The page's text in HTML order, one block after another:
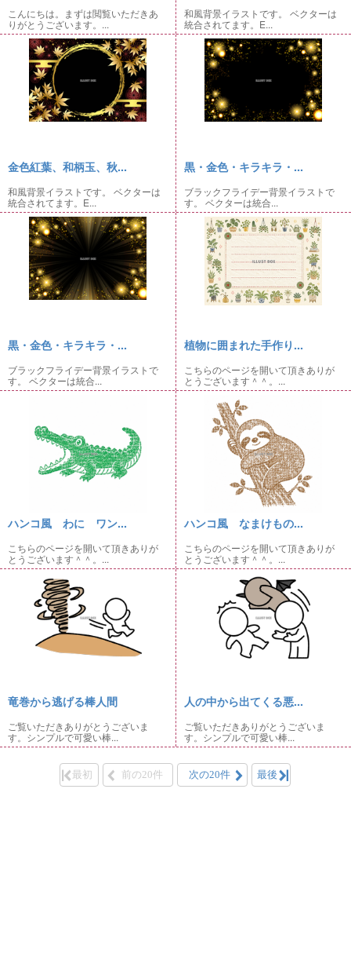
こんにちは。まずは閲覧いただきあ
りがとうございます。...
和風背景イラストです。 ベクターは
統合されてます。E...
金色紅葉、和柄玉、秋...
和風背景イラストです。 ベクターは
統合されてます。E...
黒・金色・キラキラ・...
ブラックフライデー背景イラストで
す。 ベクターは統合...
黒・金色・キラキラ・...
ブラックフライデー背景イラストで
す。 ベクターは統合...
植物に囲まれた手作り...
こちらのページを開いて頂きありが
とうございます＾＾。...
ハンコ風 わに ワン...
こちらのページを開いて頂きありが
とうございます＾＾。...
ハンコ風 なまけもの...
こちらのページを開いて頂きありが
とうございます＾＾。...
竜巻から逃げる棒人間
ご覧いただきありがとうございま
す。シンプルで可愛い棒...
人の中から出てくる悪...
ご覧いただきありがとうございま
す。シンプルで可愛い棒...
最初 前の20件 次の20件 最後